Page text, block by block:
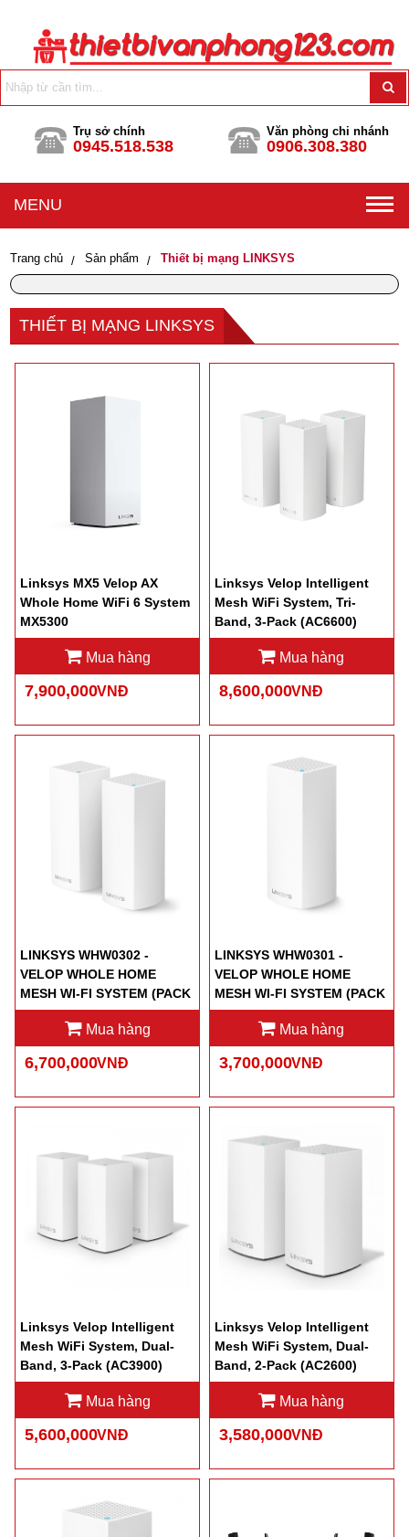
Trụ sở chính
0945.518.538
Văn phòng chi nhánh
0906.308.380
MENU
Trang chủ Sản phẩm Thiết bị mạng LINKSYS
THIẾT BỊ MẠNG LINKSYS
Linksys MX5 Velop AX
Whole Home WiFi 6 System
MX5300
Mua hàng
7,900,000VNĐ
Linksys Velop Intelligent
Mesh WiFi System, Tri-
Band, 3-Pack (AC6600)
WHW0303
Mua hàng
8,600,000VNĐ
LINKSYS WHW0302 -
VELOP WHOLE HOME
MESH WI-FI SYSTEM (PACK
OF 2)
Mua hàng
6,700,000VNĐ
LINKSYS WHW0301 -
VELOP WHOLE HOME
MESH WI-FI SYSTEM (PACK
OF 1)
Mua hàng
3,700,000VNĐ
Linksys Velop Intelligent
Mesh WiFi System, Dual-
Band, 3-Pack (AC3900)
WHW0103
Mua hàng
5,600,000VNĐ
Linksys Velop Intelligent
Mesh WiFi System, Dual-
Band, 2-Pack (AC2600)
WHW0102
Mua hàng
3,580,000VNĐ